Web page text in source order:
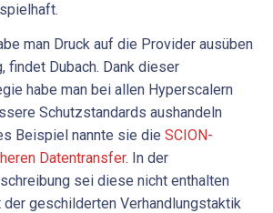
man Druck auf die Provider ausüben
findet Dubach. Dank dieser
habe man bei allen Hyperscalern
Schutzstandards aushandeln
Beispiel nannte sie die SCION-
Datentransfer. In der
sei diese nicht enthalten
geschilderten Verhandlungstaktik